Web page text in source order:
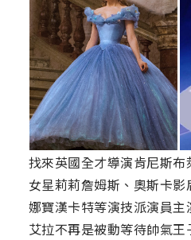
找來英國全才導演肯尼斯
女星莉莉詹姆斯、奧斯卡
娜寶漢卡特等演技派演員
艾拉不再是被動等待帥氣王